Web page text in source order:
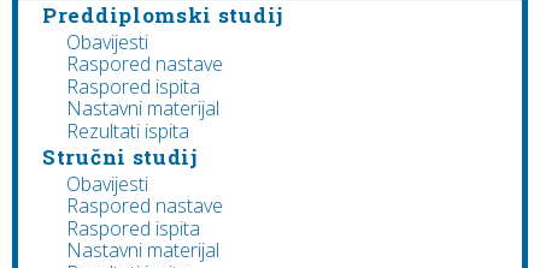
Preddiplomski studij
Obavijesti
Raspored nastave
Raspored ispita
Nastavni materijal
Rezultati ispita
Stručni studij
Obavijesti
Raspored nastave
Raspored ispita
Nastavni materijal